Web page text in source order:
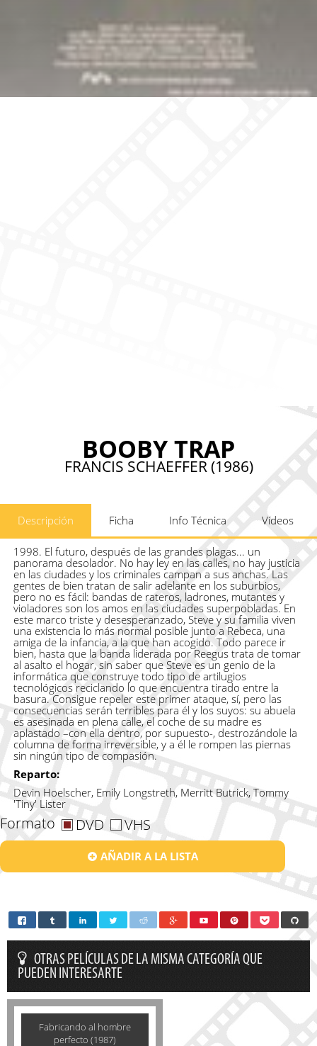
BOOBY TRAP
FRANCIS SCHAEFFER (1986)
Descripción Ficha Info Técnica Vídeos
1998. El futuro, después de las grandes plagas... un
panorama desolador. No hay ley en las calles, no hay justicia
en las ciudades y los criminales campan a sus anchas. Las
gentes de bien tratan de salir adelante en los suburbios,
pero no es fácil: bandas de rateros, ladrones, mutantes y
violadores son los amos en las ciudades superpobladas. En
este marco triste y desesperanzado, Steve y su familia viven
una existencia lo más normal posible junto a Rebeca, una
amiga de la infancia, a la que han acogido. Todo parece ir
bien, hasta que la banda liderada por Reegus trata de tomar
al asalto el hogar, sin saber que Steve es un genio de la
informática que construye todo tipo de artilugios
tecnológicos reciclando lo que encuentra tirado entre la
basura. Consigue repeler este primer ataque, sí, pero las
consecuencias serán terribles para él y los suyos: su abuela
es asesinada en plena calle, el coche de su madre es
aplastado –con ella dentro, por supuesto-, destrozándole la
columna de forma irreversible, y a él le rompen las piernas
sin ningún tipo de compasión.
Reparto:
Devin Hoelscher, Emily Longstreth, Merritt Butrick, Tommy
'Tiny' Lister
Formato DVD VHS
AÑADIR A LA LISTA
OTRAS PELÍCULAS DE LA MISMA CATEGORÍA QUE
PUEDEN INTERESARTE
Fabricando al hombre
perfecto (1987)